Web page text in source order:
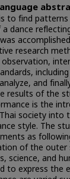
to find patterns
dance
research
including
and
results of the
is the
society into
style. The
as
of the outer
science, and
to express the